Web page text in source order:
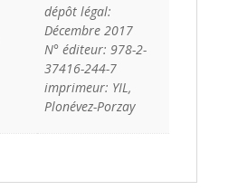
dépôt légal:
Décembre 2017
N° éditeur: 978-2-
37416-244-7
imprimeur: YIL,
Plonévez-Porzay